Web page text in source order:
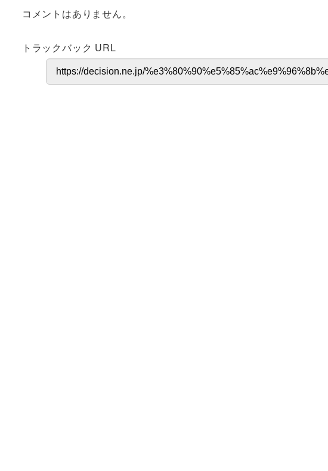
コメントはありません。
トラックバック URL